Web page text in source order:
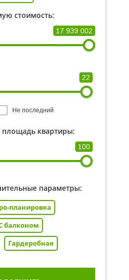
стоимость:
17 939 002
22
Не последний
квартиры:
100
параметры:
планировка
балконом
Гардеробная